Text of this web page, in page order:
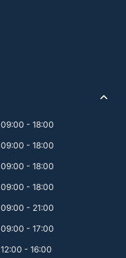
09:00 - 18:00
09:00 - 18:00
09:00 - 18:00
09:00 - 18:00
09:00 - 21:00
09:00 - 17:00
12:00 - 16:00